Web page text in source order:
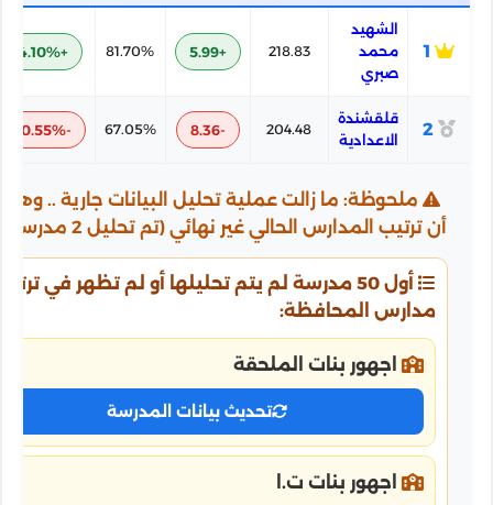
الشهيد
محمد
صبري
218.83
+5.99
81.70%
+4.10%
2
قلقشندة
الاعدادية
204.48
-8.36
67.05%
-10.55%
ملحوظة: ما زالت عملية تحليل البيانات جارية ..
أن ترتيب المدارس الحالي غير نهائي (تم تحليل 2 مدرسة من 18)
أول 50 مدرسة لم يتم تحليلها أو لم تظهر في
مدارس المحافظة:
اجهور بنات الملحقة
تحديث بيانات المدرسة
اجهور بنات ت.ا